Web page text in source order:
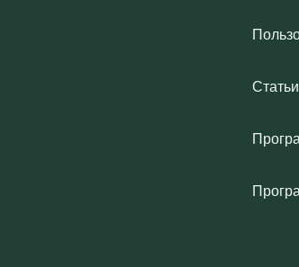
Статьи